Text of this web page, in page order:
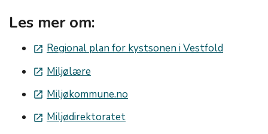
Les mer om:
launch Regional plan for kystsonen i Vestfold
launch Miljølære
launch Miljøkommune.no
launch Miljødirektoratet